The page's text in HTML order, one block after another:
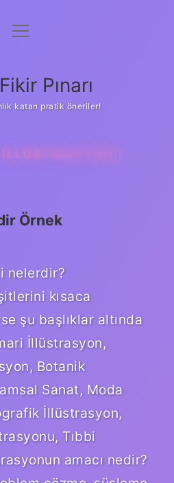
Politikası
Uyarı
menüyü
Pınarı
katan pratik öneriler!
Örnek
nelerdir?
kısaca
şu başlıklar altında
İllüstrasyon,
Botanik
Sanat, Moda
İllüstrasyon,
Tıbbi
amacı nedir?